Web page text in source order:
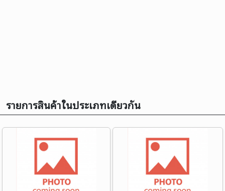
รายการสินค้าในประเภทเดียวกัน